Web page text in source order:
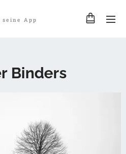
seine App
Binders